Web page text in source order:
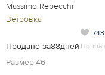
Massimo Rebecchi
Ветровка
Продано за88дней
743
Размер:46